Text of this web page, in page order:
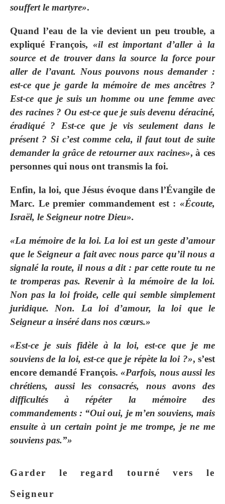
souffert le martyre».
Quand l’eau de la vie devient un peu trouble, a
expliqué François, «il est important d’aller à la
source et de trouver dans la source la force pour
aller de l’avant. Nous pouvons nous demander :
est-ce que je garde la mémoire de mes ancêtres ?
Est-ce que je suis un homme ou une femme avec
des racines ? Ou est-ce que je suis devenu déraciné,
éradiqué ? Est-ce que je vis seulement dans le
présent ? Si c’est comme cela, il faut tout de suite
demander la grâce de retourner aux racines», à ces
personnes qui nous ont transmis la foi.
Enfin, la loi, que Jésus évoque dans l’Évangile de
Marc. Le premier commandement est : «Écoute,
Israël, le Seigneur notre Dieu».
«La mémoire de la loi. La loi est un geste d’amour
que le Seigneur a fait avec nous parce qu’il nous a
signalé la route, il nous a dit : par cette route tu ne
te tromperas pas. Revenir à la mémoire de la loi.
Non pas la loi froide, celle qui semble simplement
juridique. Non. La loi d’amour, la loi que le
Seigneur a inséré dans nos cœurs.»
«Est-ce je suis fidèle à la loi, est-ce que je me
souviens de la loi, est-ce que je répète la loi ?», s’est
encore demandé François.«Parfois, nous aussi les
chrétiens, aussi les consacrés, nous avons des
difficultés à répéter la mémoire des
commandements : “Oui oui, je m’en souviens, mais
ensuite à un certain point je me trompe, je ne me
souviens pas.”»
Garder le regard tourné vers le
Seigneur